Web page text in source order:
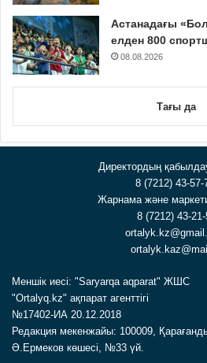
Астанадағы
елден 800
08.08.2026
Тағы да
Директордың
8 (7212) 43-57-
Жарнама және
8 (7212) 43-21-
Меншік иесі: "Saryarqa aqparat" ЖШС
"Ortalyq.kz" ақпарат агенттігі
№17402-ИА 20.12.2018
Редакция мекенжайы: 100009,
Ә.Ермеков көшесі, №33 үй.